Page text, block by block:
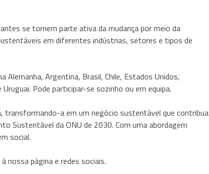
se tornem parte ativa da mudança por meio da
​​em diferentes indústrias, setores e tipos de
Argentina, Brasil, Chile, Estados Unidos,
Pode participar-se sozinho ou em equipa.
transformando-a em um negócio sustentável que contribua
Sustentável da ONU de 2030. Com uma abordagem
social.
nossa página e redes sociais.